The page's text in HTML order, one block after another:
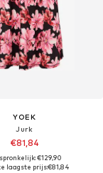
YOEK
Jurk
€81,84
€129,90
laagste prijs:€81,84